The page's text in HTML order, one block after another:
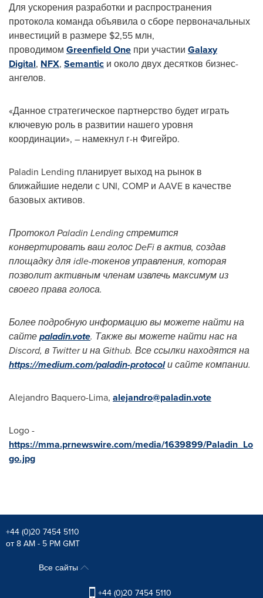
Для ускорения разработки и распространения
протокола команда объявила о сборе первоначальных
инвестиций в размере $2,55 млн,
проводимом Greenfield One при участии Galaxy
Digital, NFX, Semantic и около двух десятков бизнес-
ангелов.
«Данное стратегическое партнерство будет играть
ключевую роль в развитии нашего уровня
координации», – намекнул г-н Фигейро.
Paladin Lending планирует выход на рынок в
ближайшие недели с UNI, COMP и AAVE в качестве
базовых активов.
Протокол Paladin Lending стремится
конвертировать ваш голос DeFi в актив, создав
площадку для idle-токенов управления, которая
позволит активным членам извлечь максимум из
своего права голоса.
Более подробную информацию вы можете найти на
сайтеpaladin.vote. Также вы можете найти нас на
Discord, в Twitter и на Github. Все ссылки находятся на
https://medium.com/paladin-protocolи сайте компании.
Alejandro Baquero-Lima, alejandro@paladin.vote
Logo -
https://mma.prnewswire.com/media/1639899/Paladin_Lo
go.jpg
+44 (0)20 7454 5110
от 8 AM - 5 PM GMT
Все сайты
+44 (0)20 7454 5110